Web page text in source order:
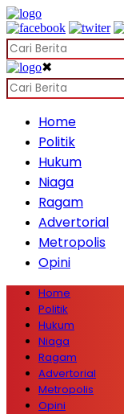
✖
Home
Politik
Hukum
Niaga
Ragam
Advertorial
Metropolis
Opini
Home
Politik
Hukum
Niaga
Ragam
Advertorial
Metropolis
Opini